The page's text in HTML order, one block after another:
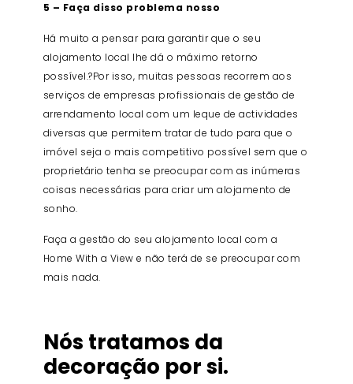
5 – Faça disso problema nosso
Há muito a pensar para garantir que o seu
alojamento local lhe dá o máximo retorno
possível.?Por isso, muitas pessoas recorrem aos
serviços de empresas profissionais de gestão de
arrendamento local com um leque de actividades
diversas que permitem tratar de tudo para que o
imóvel seja o mais competitivo possível sem que o
proprietário tenha se preocupar com as inúmeras
coisas necessárias para criar um alojamento de
sonho.
Faça a gestão do seu alojamento local com a
Home With a View e não terá de se preocupar com
mais nada.
Nós tratamos da
decoração por si.